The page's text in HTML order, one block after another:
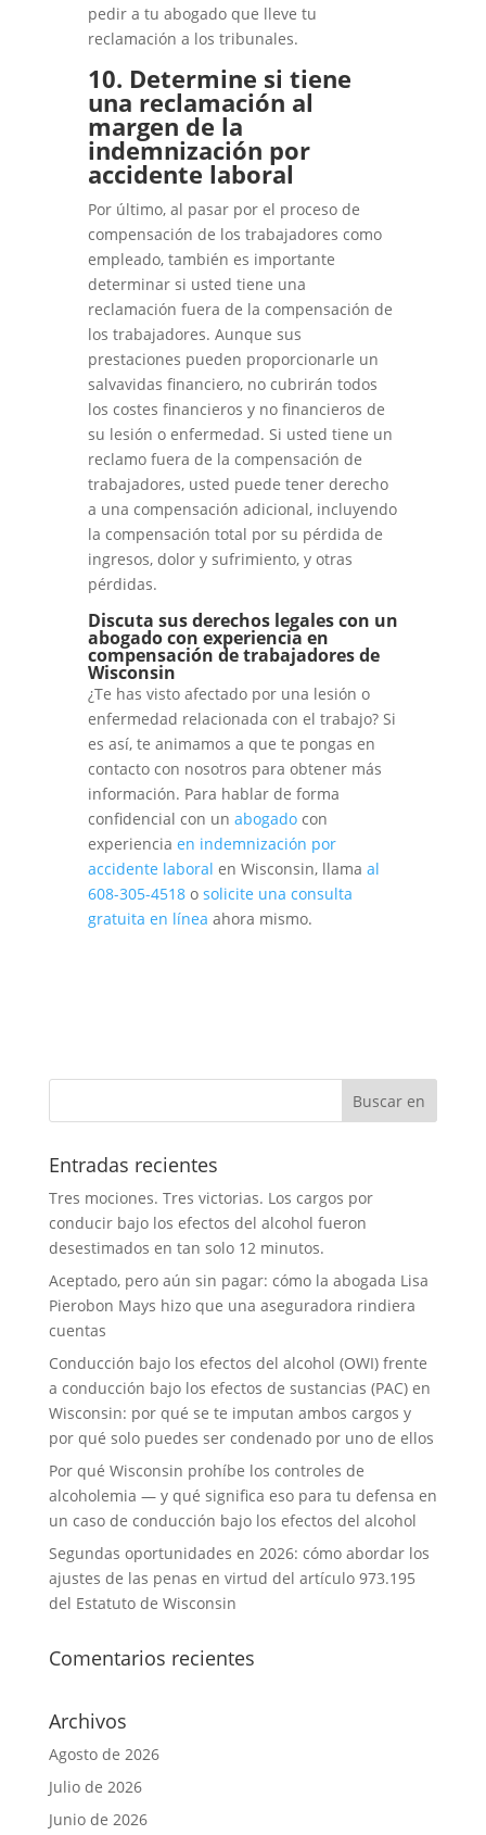
pedir a tu abogado que lleve tu
reclamación a los tribunales.
10. Determine si tiene
una reclamación al
margen de la
indemnización por
accidente laboral
Por último, al pasar por el proceso de
compensación de los trabajadores como
empleado, también es importante
determinar si usted tiene una
reclamación fuera de la compensación de
los trabajadores. Aunque sus
prestaciones pueden proporcionarle un
salvavidas financiero, no cubrirán todos
los costes financieros y no financieros de
su lesión o enfermedad. Si usted tiene un
reclamo fuera de la compensación de
trabajadores, usted puede tener derecho
a una compensación adicional, incluyendo
la compensación total por su pérdida de
ingresos, dolor y sufrimiento, y otras
pérdidas.
Discuta sus derechos legales con un
abogado con experiencia en
compensación de trabajadores de
Wisconsin
¿Te has visto afectado por una lesión o
enfermedad relacionada con el trabajo? Si
es así, te animamos a que te pongas en
contacto con nosotros para obtener más
información. Para hablar de forma
confidencial con un abogadocon
experiencia en indemnización por
accidente laboral en Wisconsin, llama al
608-305-4518o solicite una consulta
gratuita en línea ahora mismo.
Entradas recientes
Tres mociones. Tres victorias. Los cargos por
conducir bajo los efectos del alcohol fueron
desestimados en tan solo 12 minutos.
Aceptado, pero aún sin pagar: cómo la abogada Lisa
Pierobon Mays hizo que una aseguradora rindiera
cuentas
Conducción bajo los efectos del alcohol (OWI) frente
a conducción bajo los efectos de sustancias (PAC) en
Wisconsin: por qué se te imputan ambos cargos y
por qué solo puedes ser condenado por uno de ellos
Por qué Wisconsin prohíbe los controles de
alcoholemia — y qué significa eso para tu defensa en
un caso de conducción bajo los efectos del alcohol
Segundas oportunidades en 2026: cómo abordar los
ajustes de las penas en virtud del artículo 973.195
del Estatuto de Wisconsin
Comentarios recientes
Archivos
Agosto de 2026
Julio de 2026
Junio de 2026